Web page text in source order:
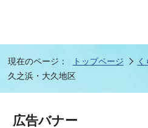
現在のページ： トップページ
久之浜・大久地区
広告バナー